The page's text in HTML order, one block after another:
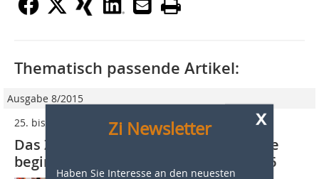
x
Zi Newsletter
Haben Sie Interesse an den neuesten
Thematisch passende Artikel:
Ausgabe 8/2015
25. bis 29. April 2016, Hannover, Deutschland
Das Zeitalter der vernetzten Industrie
beginnt auf der Hannover Messe 2016